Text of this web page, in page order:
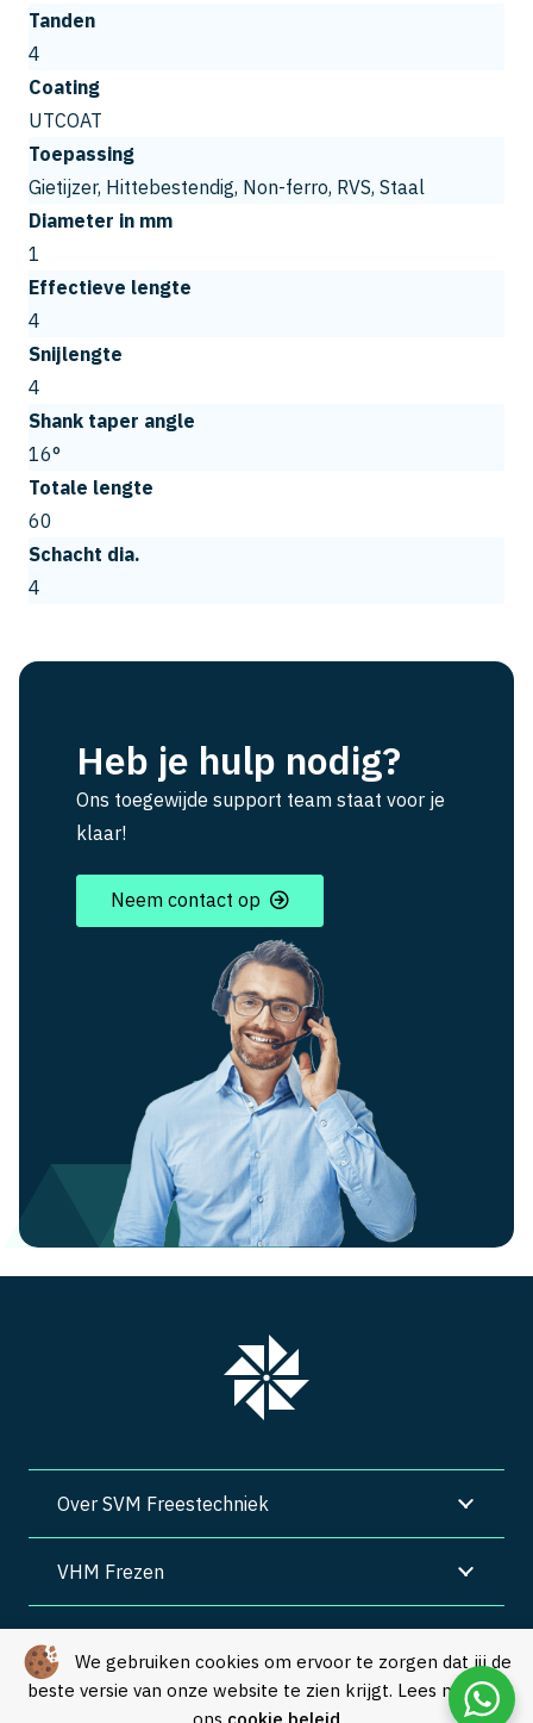
We gebruiken cookies om ervoor te zorgen dat jij de
beste versie van onze website te zien krijgt. Lees meer in
Tanden
4
Coating
UTCOAT
Toepassing
Gietijzer, Hittebestendig, Non-ferro, RVS, Staal
Diameter in mm
1
Effectieve lengte
4
Snijlengte
4
Shank taper angle
16°
Totale lengte
60
Schacht dia.
4
Heb je hulp nodig?
Ons toegewijde support team staat voor je
klaar!
Neem contact op
Over SVM Freestechniek
VHM Frezen
Algemene voorwaarden | Privacy